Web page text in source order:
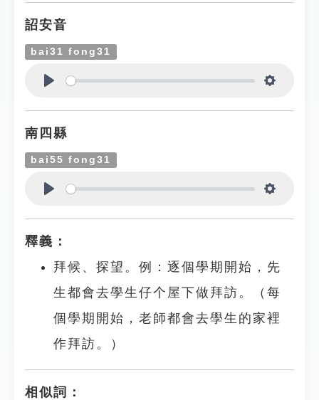
詔安音
bai31 fong31
南四縣
bai55 fong31
釋義：
拜候、探望。例：逐個學期開始，先
生都會去學生仔个屋下做拜訪。（每
個學期開始，老師都會去學生的家裡
作拜訪。）
相似詞：